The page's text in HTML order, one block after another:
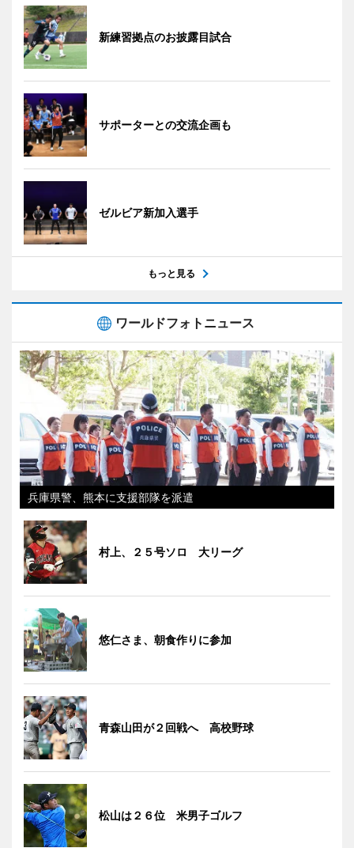
新練習拠点のお披露目試合
サポーターとの交流企画も
ゼルビア新加入選手
もっと見る
ワールドフォトニュース
兵庫県警、熊本に支援部隊を派遣
村上、２５号ソロ 大リーグ
悠仁さま、朝食作りに参加
青森山田が２回戦へ 高校野球
松山は２６位 米男子ゴルフ